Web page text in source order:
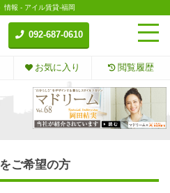
情報 - アイル賃貸-福岡
092-687-0610
お気に入り 閲覧履歴
ご希望の方